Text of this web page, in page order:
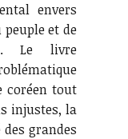
envers
peuple et de
Le livre
coréen tout
injustes, la
grandes